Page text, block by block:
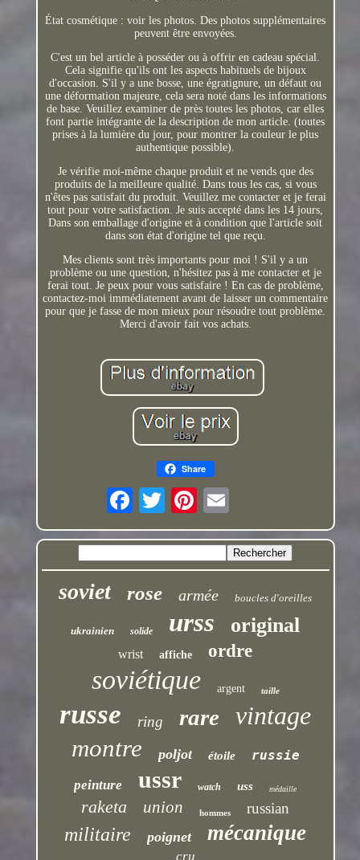
État cosmétique : voir les photos. Des photos supplémentaires
peuvent être envoyées.
C'est un bel article à posséder ou à offrir en cadeau spécial.
Cela signifie qu'ils ont les aspects habituels de bijoux
d'occasion. S'il y a une bosse, une égratignure, un défaut ou
une déformation majeure, cela sera noté dans les informations
de base. Veuillez examiner de près toutes les photos, car elles
font partie intégrante de la description de mon article. (toutes
prises à la lumière du jour, pour montrer la couleur le plus
authentique possible).
Je vérifie moi-même chaque produit et ne vends que des
produits de la meilleure qualité. Dans tous les cas, si vous
n'êtes pas satisfait du produit. Veuillez me contacter et je ferai
tout pour votre satisfaction. Je suis accepté dans les 14 jours,
Dans son emballage d'origine et à condition que l'article soit
dans son état d'origine tel que reçu.
Mes clients sont très importants pour moi ! S'il y a un
problème ou une question, n'hésitez pas à me contacter et je
ferai tout. Je peux pour vous satisfaire ! En cas de problème,
contactez-moi immédiatement avant de laisser un commentaire
pour que je fasse de mon mieux pour résoudre tout problème.
Merci d'avoir fait vos achats.
Share
soviet rose armée boucles d'oreilles
ukrainien solide urss original
wrist affiche ordre
soviétique argent taille
russe ring rare vintage
montre poljot étoile
russie
peinture
ussr watch uss médaille
raketa union hommes russian
militaire poignet mécanique
cru